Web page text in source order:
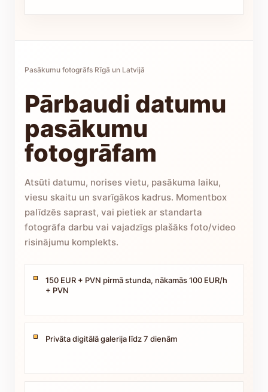
Pasākumu fotogrāfs Rīgā un Latvijā
Pārbaudi datumu
pasākumu
fotogrāfam
Atsūti datumu, norises vietu, pasākuma laiku,
viesu skaitu un svarīgākos kadrus. Momentbox
palīdzēs saprast, vai pietiek ar standarta
fotogrāfa darbu vai vajadzīgs plašāks foto/video
risinājumu komplekts.
150 EUR + PVN pirmā stunda, nākamās 100 EUR/h
+ PVN
Privāta digitālā galerija līdz 7 dienām